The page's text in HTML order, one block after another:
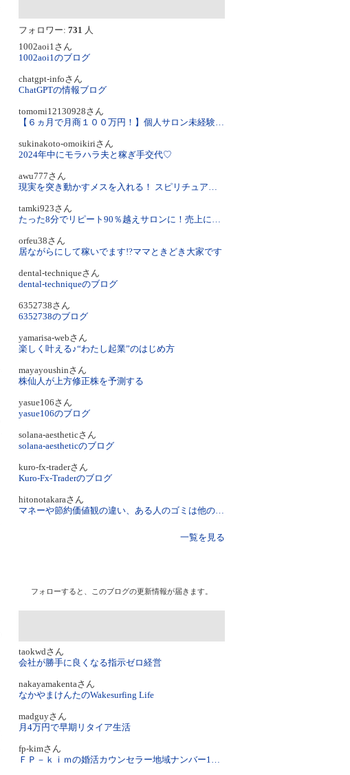
フォロワー: 731 人
1002aoi1さん
1002aoi1のブログ
chatgpt-infoさん
ChatGPTの情報ブログ
tomomi12130928さん
【６ヵ月で月商１００万円！】個人サロン未経験から人生がきらめく経営術/石山智美
sukinakoto-omoikiriさん
2024年中にモラハラ夫と稼ぎ手交代♡
awu777さん
現実を突き動かすメスを入れる！ スピリチュアル界のブラックジャック☆上原一博
tamki923さん
たった8分でリピート90％越えサロンに！売上に悩むフェイシャルサロン専門/繁盛サロンの作り方♪池上りえ
orfeu38さん
居ながらにして稼いでます!?ママときどき大家です
dental-techniqueさん
dental-techniqueのブログ
6352738さん
6352738のブログ
yamarisa-webさん
楽しく叶える♪“わたし起業”のはじめ方
mayayoushinさん
株仙人が上方修正株を予測する
yasue106さん
yasue106のブログ
solana-aestheticさん
solana-aestheticのブログ
kuro-fx-traderさん
Kuro-Fx-Traderのブログ
hitonotakaraさん
マネーや節約価値観の違い、ある人のゴミは他の人の宝
一覧を見る
フォローすると、このブログの更新情報が届きます。
taokwdさん
会社が勝手に良くなる指示ゼロ経営
nakayamakentaさん
なかやまけんたのWakesurfing Life
madguyさん
月4万円で早期リタイア生活
fp-kimさん
ＦＰ－ｋｉｍの婚活カウンセラー地域ナンバー1を目指して！